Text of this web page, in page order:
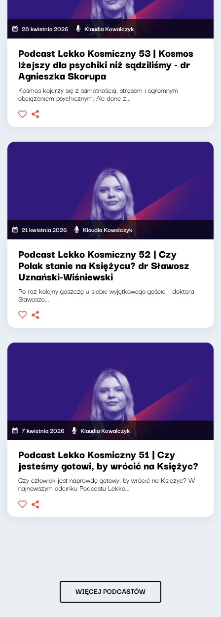
28 kwietnia 2026 Klaudia Kowalczyk
Podcast Lekko Kosmiczny 53 | Kosmos
lżejszy dla psychiki niż sądziliśmy - dr
Agnieszka Skorupa
Kosmos kojarzy się z samotnością, stresem i ogromnym
obciążeniem psychicznym. Ale dane z...
21 kwietnia 2026 Klaudia Kowalczyk
Podcast Lekko Kosmiczny 52 | Czy
Polak stanie na Księżycu? dr Sławosz
Uznański-Wiśniewski
Po raz kolejny goszczę u siebie wyjątkowego gościa - doktora
Sławosza...
7 kwietnia 2026 Klaudia Kowalczyk
Podcast Lekko Kosmiczny 51 | Czy
jesteśmy gotowi, by wrócić na Księżyc?
Czy człowiek jest naprawdę gotowy, by wrócić na Księżyc? W
najnowszym odcinku Podcastu Lekko...
WIĘCEJ PODCASTÓW